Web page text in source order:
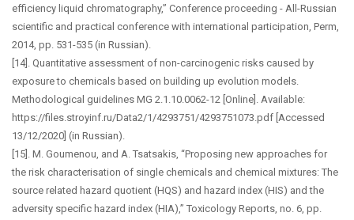
efficiency liquid chromatography,” Conference proceeding - All-Russian
scientific and practical conference with international participation, Perm,
2014, pp. 531-535 (in Russian).
[14]. Quantitative assessment of non-carcinogenic risks caused by
exposure to chemicals based on building up evolution models.
Methodological guidelines MG 2.1.10.0062-12 [Online]. Available:
https://files.stroyinf.ru/Data2/1/4293751/4293751073.pdf [Accessed
13/12/2020] (in Russian).
[15]. M. Goumenou, and A. Tsatsakis, “Proposing new approaches for
the risk characterisation of single chemicals and chemical mixtures: The
source related hazard quotient (HQS) and hazard index (HIS) and the
adversity specific hazard index (HIA),” Toxicology Reports, no. 6, pp.